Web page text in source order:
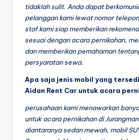
tidaklah sulit. Anda dapat
pelanggan kami lewat nomor
staf kami siap memberikan
sesuai dengan acara pernikahan,
dan memberikan pemahaman
persyaratan sewa.
Apa saja jenis mobil yang
Aidan Rent Car untuk acara
perusahaan kami menawarkan
untuk acara pernikahan di
diantaranya sedan mewah, mobil